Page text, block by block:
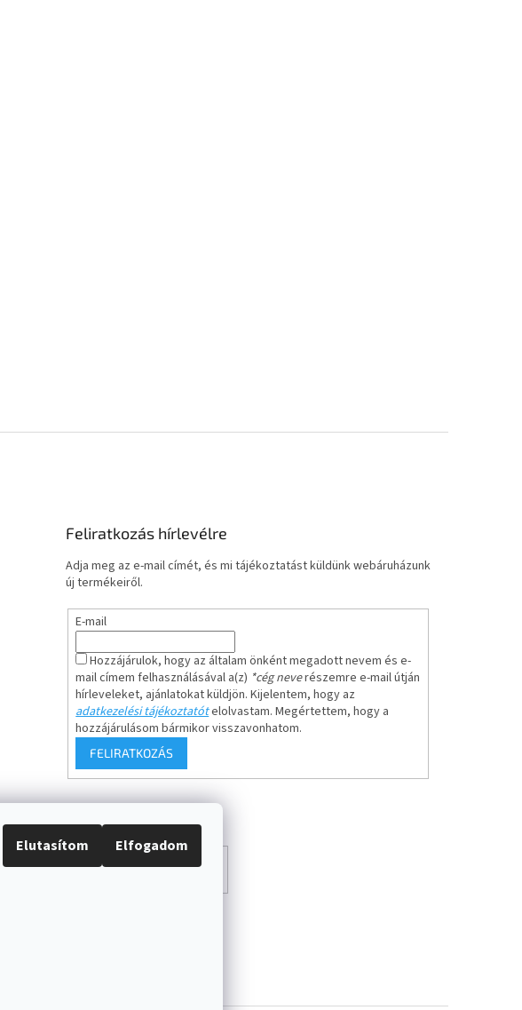
Elutasítom Elfogadom
Feliratkozás hírlevélre
Adja meg az e-mail címét, és mi tájékoztatást küldünk webáruházunk
új termékeiről.
E-mail
Hozzájárulok, hogy az általam önként megadott nevem és e-
mail címem felhasználásával a(z) *cég neverészemre e-mail útján
hírleveleket, ajánlatokat küldjön. Kijelentem, hogy az
adatkezelési tájékoztatótelolvastam. Megértettem, hogy a
hozzájárulásom bármikor visszavonhatom.
FELIRATKOZÁS
KERESÉS